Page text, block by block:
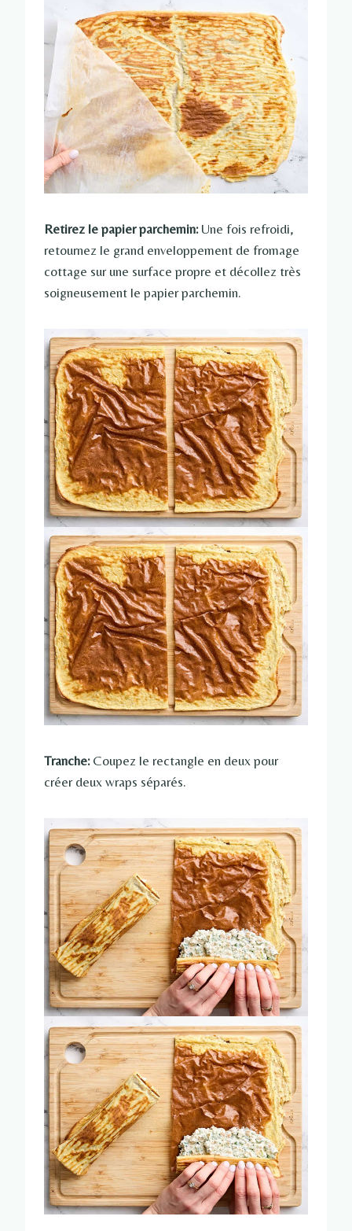
Retirez le papier parchemin: Une fois refroidi,
retournez le grand enveloppement de fromage
cottage sur une surface propre et décollez très
soigneusement le papier parchemin.
Tranche: Coupez le rectangle en deux pour
créer deux wraps séparés.